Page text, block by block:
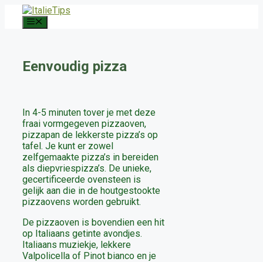
Eenvoudig pizza
In 4-5 minuten tover je met deze
fraai vormgegeven pizzaoven,
pizzapan de lekkerste pizza’s op
tafel. Je kunt er zowel
zelfgemaakte pizza’s in bereiden
als diepvriespizza’s. De unieke,
gecertificeerde ovensteen is
gelijk aan die in de houtgestookte
pizzaovens worden gebruikt.
De pizzaoven is bovendien een hit
op Italiaans getinte avondjes.
Italiaans muziekje, lekkere
Valpolicella of Pinot bianco en je